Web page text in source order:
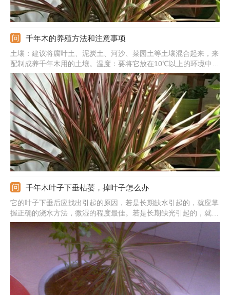
千年木的养殖方法和注意事项
土壤：建议将腐叶土、泥炭土、河沙、菜园土等土壤混合起来，来
配制成养千年木用的土壤。温度：要将它放在10℃以上的环境中养
殖。冬季的时候，千万不要让气温低于5℃。阳光：要将它放在有
散射光照的地方养护。水肥：不宜过量浇水，干则浇，湿则不浇。
生长季可每月追肥两次。
千年木叶子下垂枯萎，掉叶子怎么办
它的叶子下垂后应找出引起的原因，若是长期缺水引起的，就应掌
握正确的浇水方法，微湿的程度最佳。若是长期缺光引起的，就要
尽量为它提供光照。若是病菌感染引起的，就应修剪病叶并喷洒一
些适合的药物。另外，发现它掉叶子后也要尽快的解决处理，浇水
不可太勤，气温也不可太低。